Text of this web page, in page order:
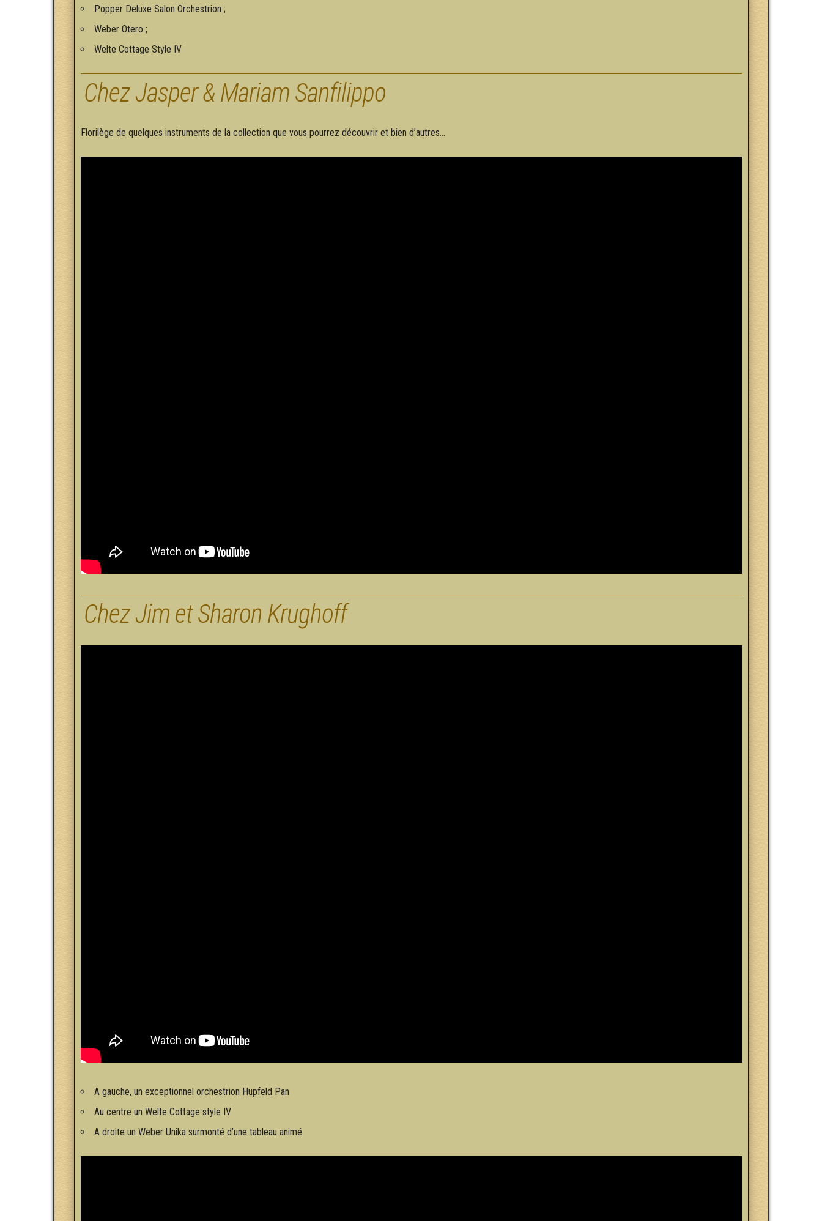
Popper Deluxe Salon Orchestrion ;
Weber Otero ;
Welte Cottage Style IV
Chez Jasper & Mariam Sanfilippo
Florilège de quelques instruments de la collection que vous pourrez découvrir et bien d’autres…
Chez Jim et Sharon Krughoff
A gauche, un exceptionnel orchestrion Hupfeld Pan
Au centre un Welte Cottage style IV
A droite un Weber Unika surmonté d’une tableau animé.